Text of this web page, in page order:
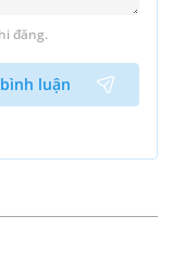
đăng.
luận